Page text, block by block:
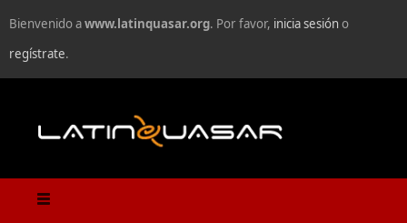
Bienvenido awww.latinquasar.org. Por favor, inicia sesióno
regístrate.